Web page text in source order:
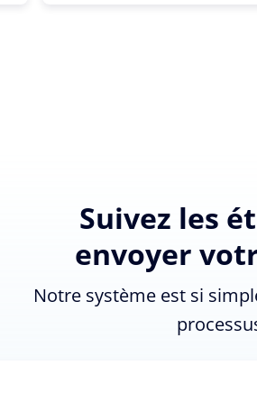
Suivez les
envoyer
Notre système est si